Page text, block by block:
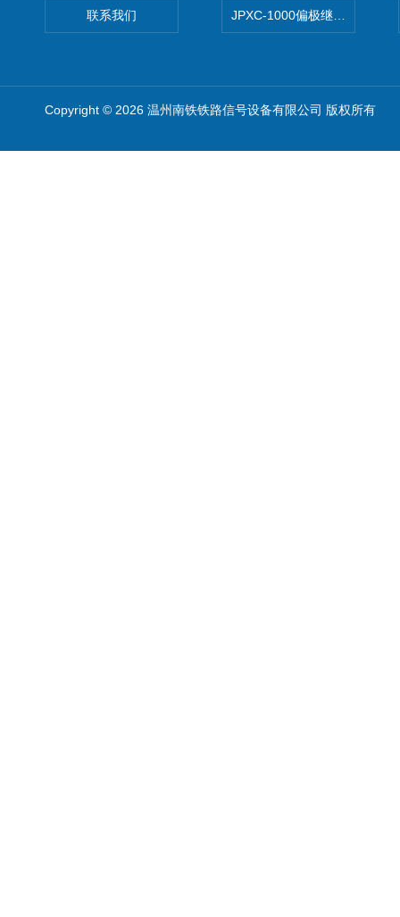
联系我们 JPXC-1000偏极继电器 南铁
Copyright © 2026 温州南铁铁路信号设备有限公司 版权所有